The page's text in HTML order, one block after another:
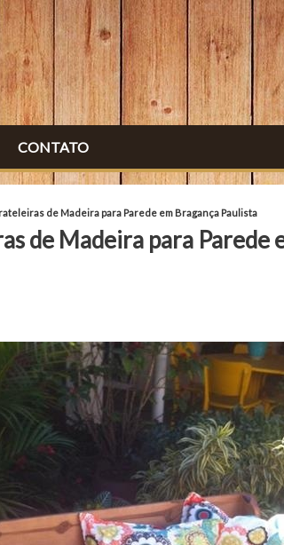
CONTATO
de Madeira para Parede em Bragança Paulista
de Madeira para Parede